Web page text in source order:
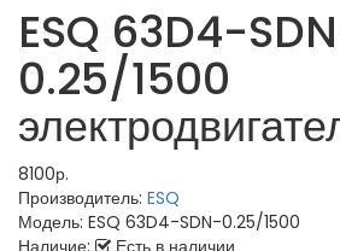
ESQ 63D4-
0.25/1500
8100р.
Производитель: ESQ
Модель: ESQ 63D4-SDN-0.25/1500
Наличие:
Есть в наличии